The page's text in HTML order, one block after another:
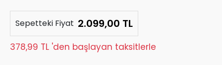
Sepetteki Fiyat 2.099,00 TL
378,99 TL 'den başlayan taksitlerle